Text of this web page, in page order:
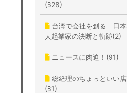
(628)
台湾で会社を創る 日本
人起業家の決断と軌跡(2)
ニュースに肉迫！(91)
総経理のちょっといい店
(81)